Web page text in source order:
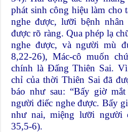
phát sinh công hiệu làm cho
nghe được, lưỡi bệnh
được rõ ràng. Qua phép lạ
nghe được, và người mù
8,22-26), Mác-cô muốn
chính là Đấng Thiên Sai.
chỉ của thời Thiên Sai đã
báo như sau: “Bấy giờ
người điếc nghe được. Bấy
như nai, miệng lưỡi người
35,5-6).